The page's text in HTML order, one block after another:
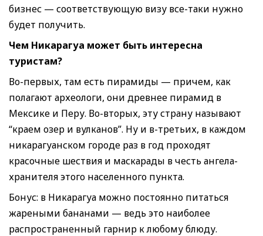
бизнес — соответствующую визу все-таки нужно
будет получить.
Чем Никарагуа может быть интересна
туристам?
Во-первых, там есть пирамиды — причем, как
полагают археологи, они древнее пирамид в
Мексике и Перу. Во-вторых, эту страну называют
“краем озер и вулканов”. Ну и в-третьих, в каждом
никарагуанском городе раз в год проходят
красочные шествия и маскарады в честь ангела-
хранителя этого населенного пункта.
Бонус: в Никарагуа можно постоянно питаться
жареными бананами — ведь это наиболее
распространенный гарнир к любому блюду.